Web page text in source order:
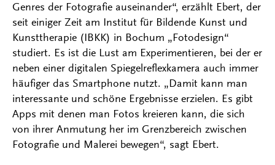
Genres der Fotografie auseinander“, erzählt Ebert, der
seit einiger Zeit am Institut für Bildende Kunst und
Kunsttherapie (IBKK) in Bochum „Fotodesign“
studiert. Es ist die Lust am Experimentieren, bei der er
neben einer digitalen Spiegelreflexkamera auch immer
häufiger das Smartphone nutzt. „Damit kann man
interessante und schöne Ergebnisse erzielen. Es gibt
Apps mit denen man Fotos kreieren kann, die sich
von ihrer Anmutung her im Grenzbereich zwischen
Fotografie und Malerei bewegen“, sagt Ebert.